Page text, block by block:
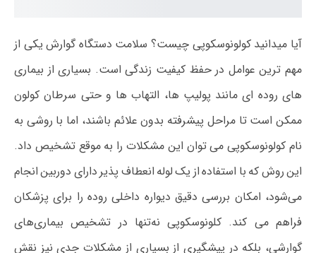
آیا میدانید کولونوسکوپی چیست؟ سلامت دستگاه گوارش یکی از
مهم‌ ترین عوامل در حفظ کیفیت زندگی است. بسیاری از بیماری‌
های روده‌ ای مانند پولیپ‌ ها، التهاب‌ ها و حتی سرطان کولون
ممکن است تا مراحل پیشرفته بدون علائم باشند، اما با روشی به
نام کولونوسکوپی می‌ توان این مشکلات را به‌ موقع تشخیص داد.
این روش که با استفاده از یک لوله انعطاف‌ پذیر دارای دوربین انجام
می‌شود، امکان بررسی دقیق دیواره داخلی روده را برای پزشکان
فراهم می‌ کند. کلونوسکوپی نه‌تنها در تشخیص بیماری‌های
گوارشی، بلکه در پیشگیری از بسیاری از مشکلات جدی نیز نقش